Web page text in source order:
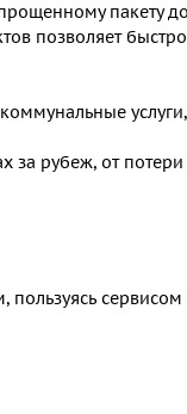
пакету
позволяет
за рубеж, от
пользуясь